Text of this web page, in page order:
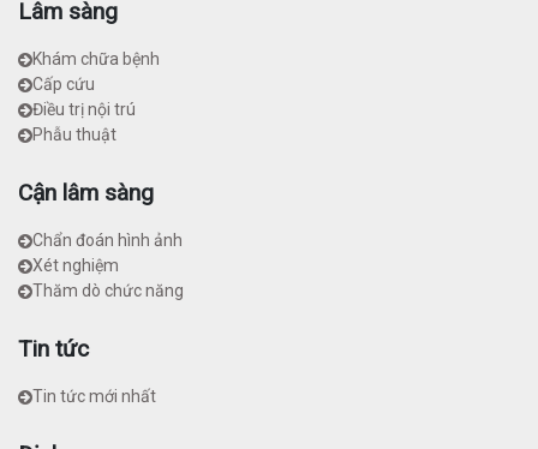
Lâm sàng
Khám chữa bệnh
Cấp cứu
Điều trị nội trú
Phẫu thuật
Cận lâm sàng
Chẩn đoán hình ảnh
Xét nghiệm
Thăm dò chức năng
Tin tức
Tin tức mới nhất